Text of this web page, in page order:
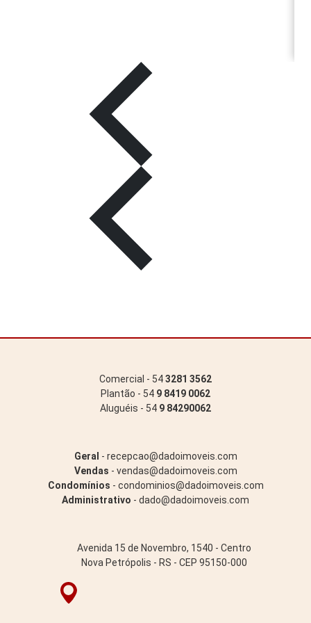
Comercial - 543281 3562
Plantão - 54 9 8419 0062
Aluguéis - 54 9 84290062
Geral - recepcao@dadoimoveis.com
Vendas - vendas@dadoimoveis.com
Condomínios - condominios@dadoimoveis.com
Administrativo - dado@dadoimoveis.com
Avenida 15 de Novembro, 1540 - Centro
Nova Petrópolis - RS - CEP 95150-000